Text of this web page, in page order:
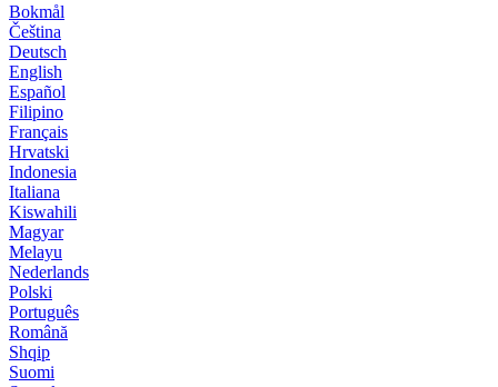
Bokmål
Čeština
Deutsch
English
Español
Filipino
Français
Hrvatski
Indonesia
Italiana
Kiswahili
Magyar
Melayu
Nederlands
Polski
Português
Română
Shqip
Suomi